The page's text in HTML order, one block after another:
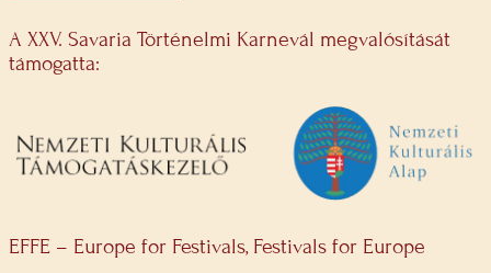
A XXV. Savaria Történelmi Karnevál megvalósítását
támogatta:
EFFE – Europe for Festivals, Festivals for Europe